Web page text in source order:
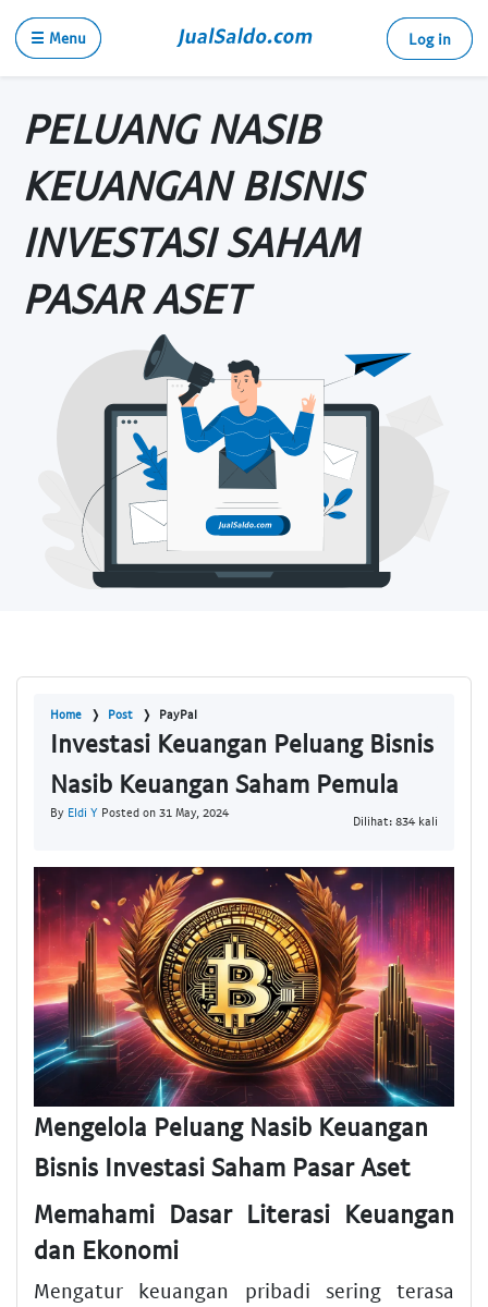
☰ Menu Log in
PELUANG NASIB
KEUANGAN BISNIS
INVESTASI SAHAM
PASAR ASET
Home Post PayPal
Investasi Keuangan Peluang Bisnis
Nasib Keuangan Saham Pemula
By Eldi Y Posted on 31 May, 2024
Dilihat: 834 kali
Mengelola Peluang Nasib Keuangan
Bisnis Investasi Saham Pasar Aset
Memahami Dasar Literasi Keuangan
dan Ekonomi
Mengatur keuangan pribadi sering terasa